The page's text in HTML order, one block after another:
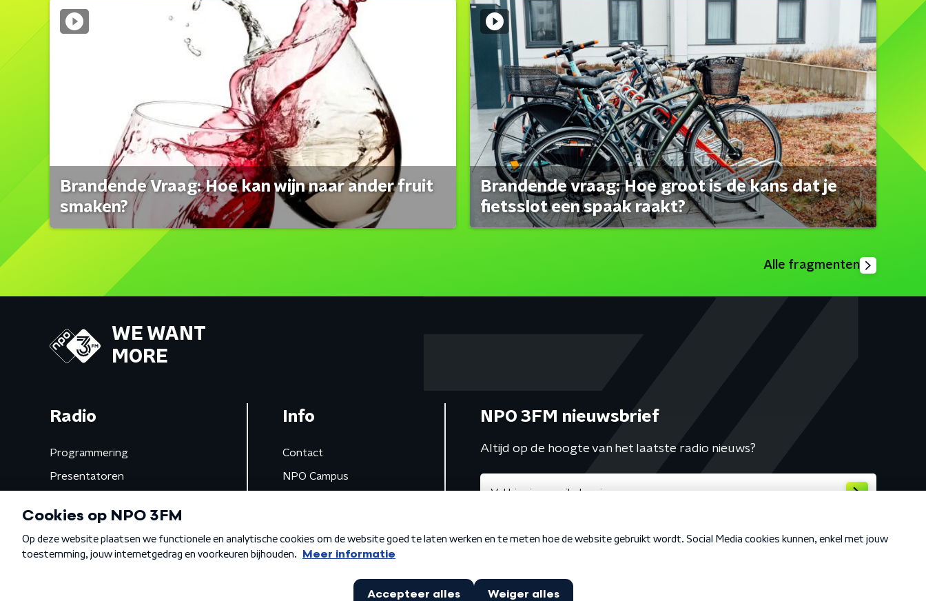
Brandende Vraag: Hoe kan wijn naar ander fruit
smaken?
Brandende vraag: Hoe groot is de kans dat je
fietsslot een spaak raakt?
Alle fragmenten
WE WANT
MORE
Radio
Programmering
Presentatoren
Gemist
Info
Contact
NPO Campus
NPO 3FM nieuwsbrief
Altijd op de hoogte van het laatste radio nieuws?
Algemene voorwaarden Privacybeleid